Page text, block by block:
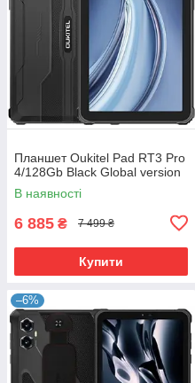
Планшет Oukitel Pad RT3 Pro
4/128Gb Black Global version
В наявності
6 885 ₴ 7 499 ₴
Купити
–6%